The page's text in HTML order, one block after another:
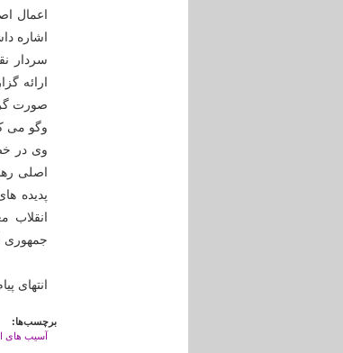
اعمال
اشاره
سردار
ارائه
صورت
وگو می
وی در
اصلی
پدیده
جمهوری
انتهای
برچسب‌ها:
آسیب های